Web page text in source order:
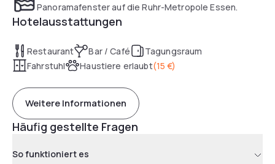
Panoramafenster auf die Ruhr-Metropole Essen.
Hotelausstattungen
Restaurant Bar / Café
Tagungsraum
Fahrstuhl
Haustiere erlaubt(15 €)
Weitere Informationen
Häufig gestellte Fragen
So funktioniert es